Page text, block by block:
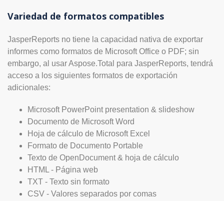
Variedad de formatos compatibles
JasperReports no tiene la capacidad nativa de exportar
informes como formatos de Microsoft Office o PDF; sin
embargo, al usar Aspose.Total para JasperReports, tendrá
acceso a los siguientes formatos de exportación
adicionales:
Microsoft PowerPoint presentation & slideshow
Documento de Microsoft Word
Hoja de cálculo de Microsoft Excel
Formato de Documento Portable
Texto de OpenDocument & hoja de cálculo
HTML - Página web
TXT - Texto sin formato
CSV - Valores separados por comas